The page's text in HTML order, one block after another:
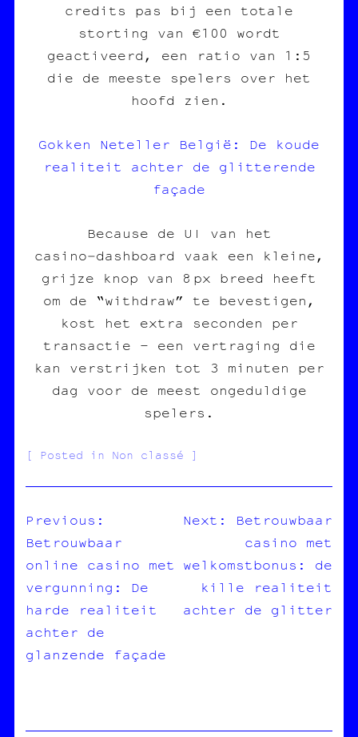
credits pas bij een totale
storting van €100 wordt
geactiveerd, een ratio van 1:5
die de meeste spelers over het
hoofd zien.
Gokken Neteller België: De koude
realiteit achter de glitterende
façade
Because de UI van het
casino‑dashboard vaak een kleine,
grijze knop van 8 px breed heeft
om de “withdraw” te bevestigen,
kost het extra seconden per
transactie – een vertraging die
kan verstrijken tot 3 minuten per
dag voor de meest ongeduldige
spelers.
Posted in Non classé
NAVIGATION
DE
L’ARTICLE
Previous:
Betrouwbaar
online casino met
vergunning: De
harde realiteit
achter de
glanzende façade
Next:
Betrouwbaar
casino met
welkomstbonus: de
kille realiteit
achter de glitter